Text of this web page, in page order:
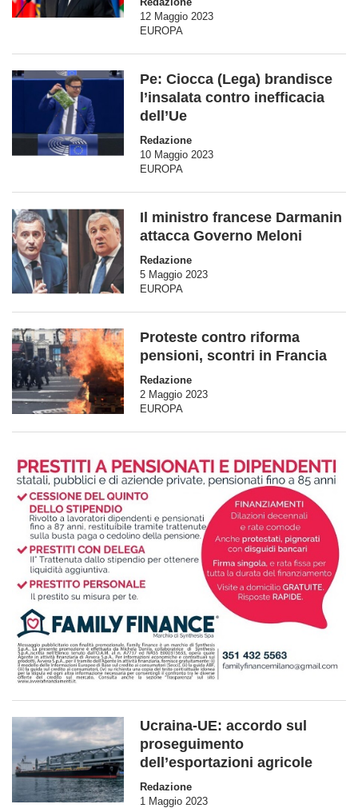
12 Maggio 2023
EUROPA
Pe: Ciocca (Lega) brandisce
l’insalata contro inefficacia
dell’Ue
Redazione
10 Maggio 2023
EUROPA
Il ministro francese Darmanin
attacca Governo Meloni
Redazione
5 Maggio 2023
EUROPA
Proteste contro riforma
pensioni, scontri in Francia
Redazione
2 Maggio 2023
EUROPA
Ucraina-UE: accordo sul
proseguimento
dell’esportazioni agricole
Redazione
1 Maggio 2023